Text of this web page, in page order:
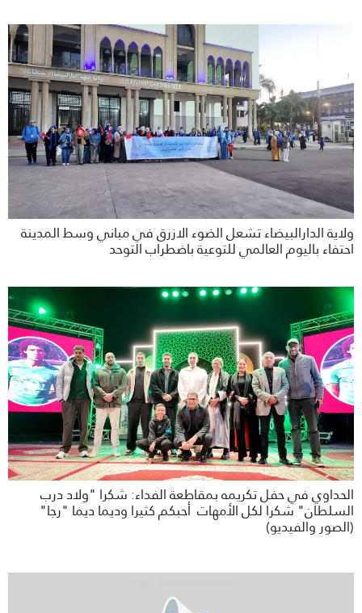
ولاية الدارالبيضاء تشعل الضوء الازرق في مباني وسط المدينة
احتفاء باليوم العالمي للتوعية باضطراب التوحد
الحداوي في حفل تكريمه بمقاطعة الفداء: شكرا "ولاد درب
السلطان" شكرا لكل الأمهات أحبكم كثيرا وديما ديما "رجا"
(الصور والفيديو)